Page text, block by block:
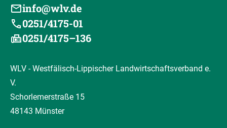
info@wlv.de
0251/4175-01
0251/4175–136
WLV - Westfälisch-Lippischer Landwirtschaftsverband e.
V.
Schorlemerstraße 15
48143 Münster